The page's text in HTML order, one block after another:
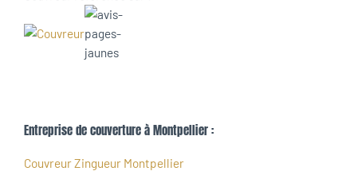
Entreprise de couverture à Montpellier :
Couvreur Zingueur Montpellier